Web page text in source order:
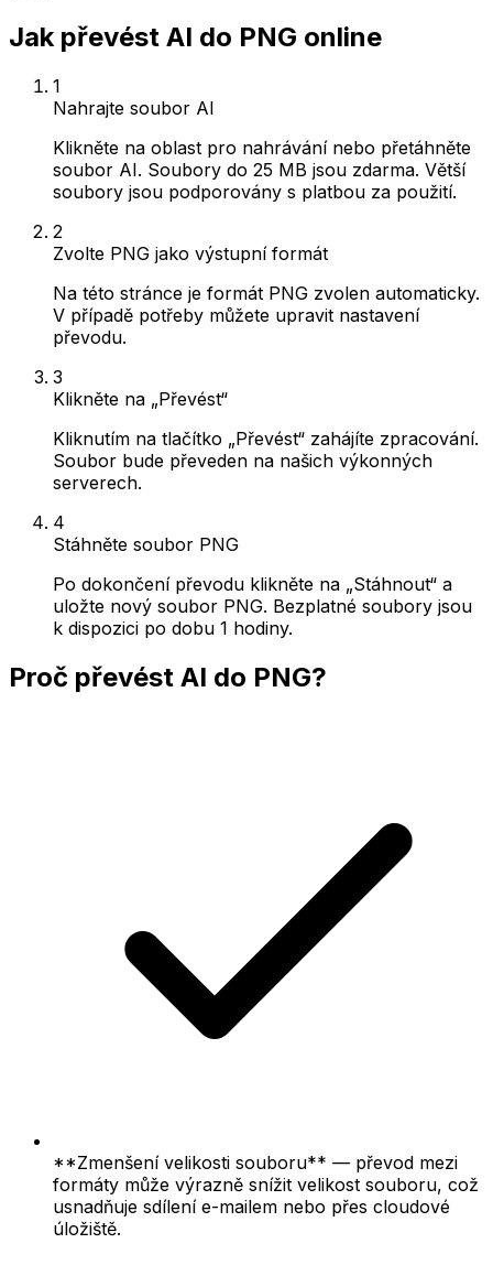
Jak převést AI do PNG online
1
Nahrajte soubor AI
Klikněte na oblast pro nahrávání nebo přetáhněte
soubor AI. Soubory do 25 MB jsou zdarma. Větší
soubory jsou podporovány s platbou za použití.
2
Zvolte PNG jako výstupní formát
Na této stránce je formát PNG zvolen automaticky.
V případě potřeby můžete upravit nastavení
převodu.
3
Klikněte na „Převést“
Kliknutím na tlačítko „Převést“ zahájíte zpracování.
Soubor bude převeden na našich výkonných
serverech.
4
Stáhněte soubor PNG
Po dokončení převodu klikněte na „Stáhnout“ a
uložte nový soubor PNG. Bezplatné soubory jsou
k dispozici po dobu 1 hodiny.
Proč převést AI do PNG?
**Zmenšení velikosti souboru** — převod mezi
formáty může výrazně snížit velikost souboru, což
usnadňuje sdílení e-mailem nebo přes cloudové
úložiště.